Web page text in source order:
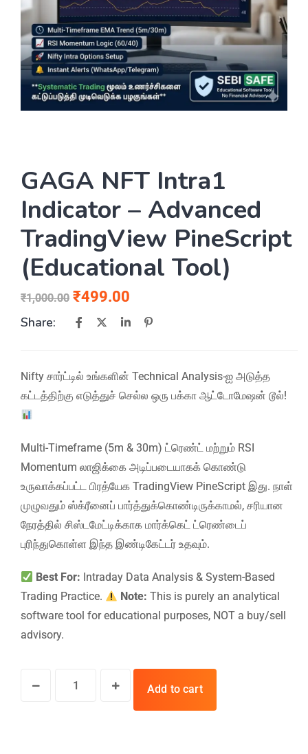
GAGA NFT Intra1
Indicator – Advanced
TradingView PineScript
(Educational Tool)
₹1,000.00 ₹499.00
Share:
Nifty சார்ட்டில் உங்களின் Technical Analysis-ஐ அடுத்த
கட்டத்திற்கு எடுத்துச் செல்ல ஒரு பக்கா ஆட்டோமேஷன் டூல்!
Multi-Timeframe (5m & 30m) ட்ரெண்ட் மற்றும் RSI
Momentum லாஜிக்கை அடிப்படையாகக் கொண்டு
உருவாக்கப்பட்ட பிரத்யேக TradingView PineScript இது. நாள்
முழுவதும் ஸ்க்ரீனைப் பார்த்துக்கொண்டிருக்காமல், சரியான
நேரத்தில் சிஸ்டமேட்டிக்காக மார்க்கெட் ட்ரெண்டைப்
புரிந்துகொள்ள இந்த இண்டிகேட்டர் உதவும்.
Best For: Intraday Data Analysis & System-Based
Trading Practice.
Note: This is purely an analytical
software tool for educational purposes, NOT a buy/sell
advisory.
Add to cart